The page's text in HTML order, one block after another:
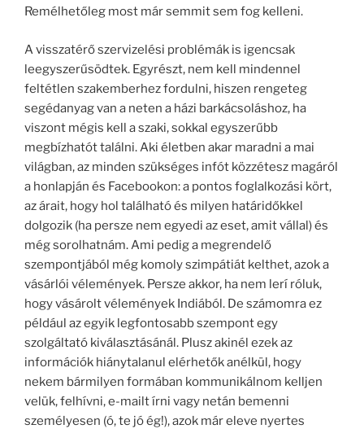
Remélhetőleg most már semmit sem fog kelleni.
A visszatérő szervizelési problémák is igencsak
leegyszerűsödtek. Egyrészt, nem kell mindennel
feltétlen szakemberhez fordulni, hiszen rengeteg
segédanyag van a neten a házi barkácsoláshoz, ha
viszont mégis kell a szaki, sokkal egyszerűbb
megbízhatót találni. Aki életben akar maradni a mai
világban, az minden szükséges infót közzétesz magáról
a honlapján és Facebookon: a pontos foglalkozási kört,
az árait, hogy hol található és milyen határidőkkel
dolgozik (ha persze nem egyedi az eset, amit vállal) és
még sorolhatnám. Ami pedig a megrendelő
szempontjából még komoly szimpátiát kelthet, azok a
vásárlói vélemények. Persze akkor, ha nem lerí róluk,
hogy vásárolt vélemények Indiából. De számomra ez
például az egyik legfontosabb szempont egy
szolgáltató kiválasztásánál. Plusz akinél ezek az
információk hiánytalanul elérhetők anélkül, hogy
nekem bármilyen formában kommunikálnom kelljen
velük, felhívni, e-mailt írni vagy netán bemenni
személyesen (ó, te jó ég!), azok már eleve nyertes